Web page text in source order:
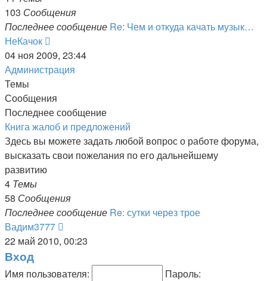
103 Сообщения
Последнее сообщение Re: Чем и откуда качать музык…
НеКачок
к
последнему
04 ноя 2009, 23:44
Администрация
Темы
Сообщения
Последнее сообщение
Книга жалоб и предложений
Здесь вы можете задать любой вопрос о работе форума,
высказать свои пожелания по его дальнейшему
развитию
4 Темы
58 Сообщения
Последнее сообщение Re: сутки через трое
Вадим3777
к
сообщению
22 май 2010, 00:23
Вход
Имя пользователя:
Пароль: